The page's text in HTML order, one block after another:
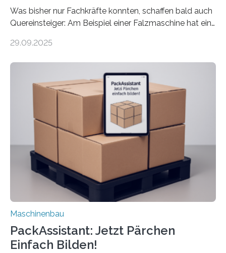
Was bisher nur Fachkräfte konnten, schaffen bald auch
Quereinsteiger: Am Beispiel einer Falzmaschine hat ein
Mensch-Maschine-Schnittstelle so sehr vereinfacht,
Die zugrunde liegende Methodik lässt sich auf alle
anderen Maschinen übertragen. Eine Falzmaschine
umzurüsten ist ein Job für echte Profis. Eine solche
Maschine faltet in Druckereien Broschüren, Prospekte,
Landkarten und vieles mehr – mehrere Zehntausend
Exemplare pro Stunde. Je nach Maschinentyp und
Auftrag kann das Umrüsten…
29.09.2025
Maschinenbau
PackAssistant: Jetzt Pärchen
Einfach Bilden!